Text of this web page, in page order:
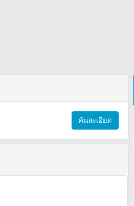
ค้นละเอียด